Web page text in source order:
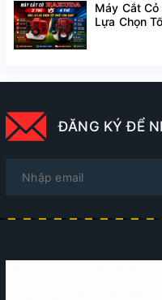
Máy Cắt
Lựa Chọn
ĐĂNG KÝ ĐỂ